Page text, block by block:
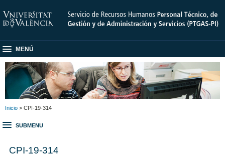
MENÚ
Inicio > CPI-19-314
SUBMENU
CPI-19-314